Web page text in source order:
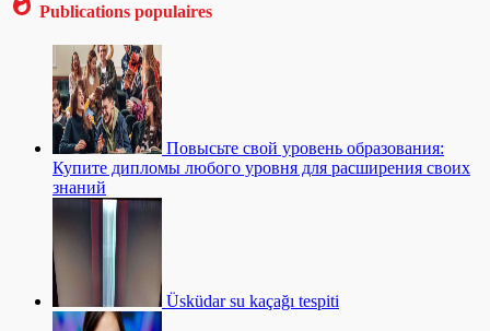
Publications populaires
Повысьте свой уровень образования:
Купите дипломы любого уровня для расширения своих
знаний
Üsküdar su kaçağı tespiti